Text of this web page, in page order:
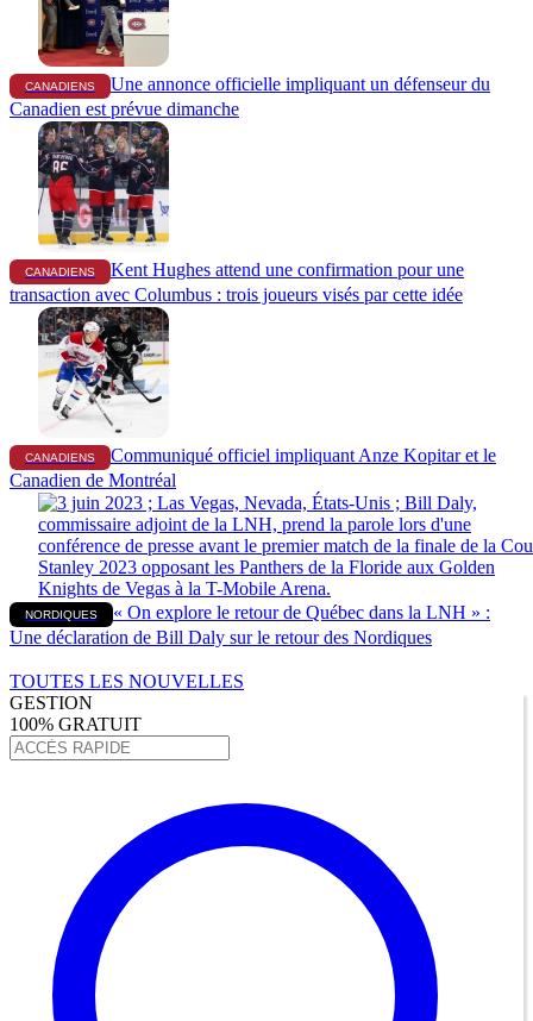
CANADIENS
Une annonce officielle impliquant un défenseur du
Canadien est prévue dimanche
CANADIENS
Kent Hughes attend une confirmation pour une
transaction avec Columbus : trois joueurs visés par cette idée
CANADIENS
Communiqué officiel impliquant Anze Kopitar et le
Canadien de Montréal
NORDIQUES
« On explore le retour de Québec dans la LNH » :
Une déclaration de Bill Daly sur le retour des Nordiques
TOUTES LES NOUVELLES
GESTION
100% GRATUIT